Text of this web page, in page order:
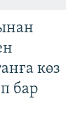
көз
бар